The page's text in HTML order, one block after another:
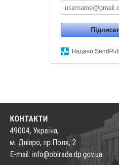
Надано
КОНТАКТИ
49004, Україна,
м. Дніпро, пр.Поля, 2
E-mail: info@oblrada.dp.gov.ua